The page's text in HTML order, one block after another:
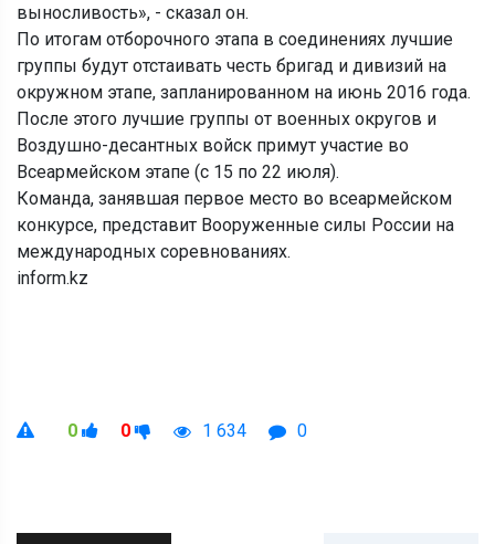
выносливость», - сказал он.
По итогам отборочного этапа в соединениях лучшие
группы будут отстаивать честь бригад и дивизий на
окружном этапе, запланированном на июнь 2016 года.
После этого лучшие группы от военных округов и
Воздушно-десантных войск примут участие во
Всеармейском этапе (с 15 по 22 июля).
Команда, занявшая первое место во всеармейском
конкурсе, представит Вооруженные силы России на
международных соревнованиях.
inform.kz
0 0 1 634 0